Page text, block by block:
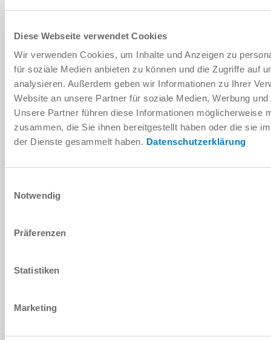
Diese Webseite verwendet Cookies
Wir verwenden Cookies, um Inhalte und Anzeigen zu
für soziale Medien anbieten zu können und die Zugriffe auf
analysieren. Außerdem geben wir Informationen zu Ihrer
Website an unsere Partner für soziale Medien, Werbung
Unsere Partner führen diese Informationen möglicherweise
zusammen, die Sie ihnen bereitgestellt haben oder die sie
der Dienste gesammelt haben. Datenschutzerklärung
Notwendig
Präferenzen
Statistiken
Marketing
20 [kW]
18.5 [Nm]
24000 [1/min]